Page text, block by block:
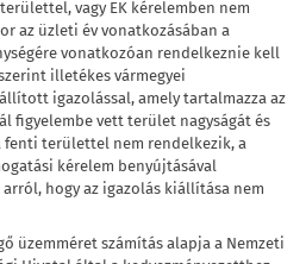
vagy EK kérelemben nem
az üzleti év vonatkozásában a
vonatkozóan rendelkeznie kell
illetékes vármegyei
igazolással, amely tartalmazza az
figyelembe vett terület nagyságát és
fenti területtel nem rendelkezik, a
kérelem benyújtásával
hogy az igazolás kiállítása nem
üzemméret számítás alapja a Nemzeti